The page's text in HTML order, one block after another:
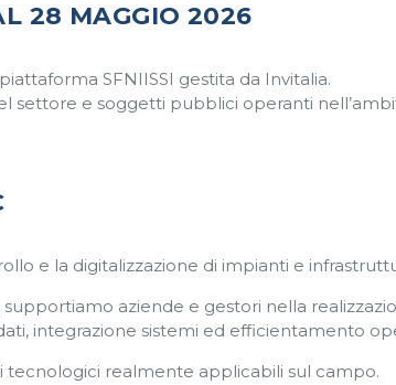
28 MAGGIO 2026
SFNIISSI gestita da Invitalia.
settore e soggetti pubblici operanti
e la digitalizzazione di impianti e
aziende e gestori nella
integrazione sistemi ed efficientamento
tecnologici realmente applicabili sul campo.